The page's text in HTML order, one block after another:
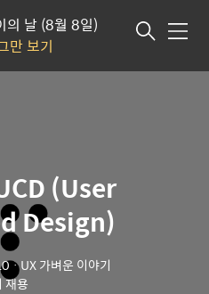
의 날 (8월 8일)
만 보기
메뉴
(User
Design)
ㆍUX 가벼운 이야기
재용